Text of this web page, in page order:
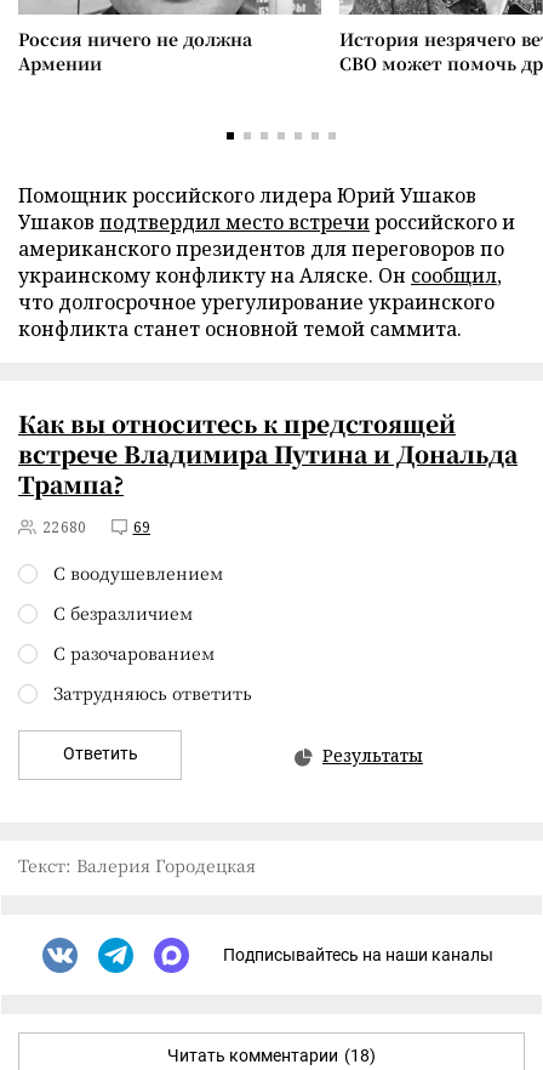
Россия ничего не должна
Армении
История незрячего
СВО может помочь
Помощник российского лидера Юрий Ушаков
Ушаков подтвердил место встречироссийского и
американского президентов для переговоров по
украинскому конфликту на Аляске. Он сообщил,
что долгосрочное урегулирование украинского
конфликта станет основной темой саммита.
Как вы относитесь к предстоящей
встрече Владимира Путина и Дональда
Трампа?
22680 69
С воодушевлением
С безразличием
С разочарованием
Затрудняюсь ответить
Ответить Результаты
Текст: Валерия Городецкая
Подписывайтесь на наши каналы
Читать комментарии (18)